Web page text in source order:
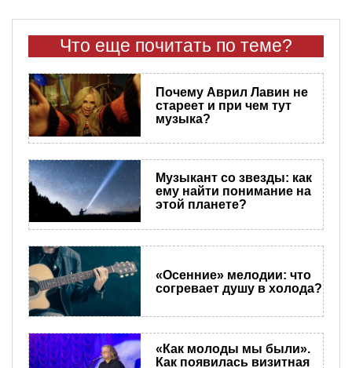
Что еще почитать по теме?
Почему Аврил Лавин не
стареет и при чем тут
музыка?
Музыкант со звезды: как
ему найти понимание на
этой планете?
«Осенние» мелодии: что
согревает душу в холода?
«Как молоды мы были».
Как появилась визитная